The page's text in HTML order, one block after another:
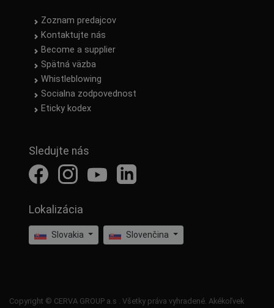
Zoznam predajcov
Kontaktujte nás
Become a supplier
Spätná väzba
Whistleblowing
Socialna zodpovednost
Eticky kodex
Sledujte nás
Lokalizácia
Slovakia Slovenčina
Copyright © CERVA GROUP a.s . Všetky práva vyhradené. Akékoľvek